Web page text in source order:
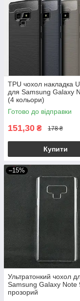
TPU чохол накладка
для Samsung Galaxy
(4 кольори)
Готово до відправки
151,30 ₴ 178 ₴
Купити
–15%
Ультратонкий чохол
Samsung Galaxy Note
прозорий